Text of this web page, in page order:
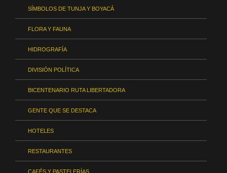
SÍMBOLOS DE TUNJA Y BOYACÁ
FLORA Y FAUNA
HIDROGRAFÍA
DIVISIÓN POLÍTICA
BICENTENARIO RUTA LIBERTADORA
GENTE QUE SE DESTACA
HOTELES
RESTAURANTES
CAFÉS Y PASTELERÍAS